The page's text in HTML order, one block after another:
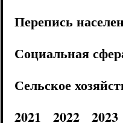
Перепись
Социальная
Сельское
2021
2022 2023